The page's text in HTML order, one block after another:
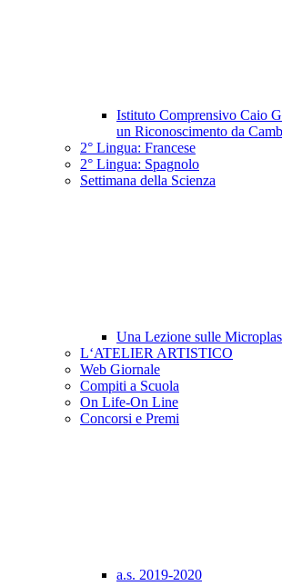
Istituto Comprensivo Caio
un Riconoscimento da
2° Lingua: Francese
2° Lingua: Spagnolo
Settimana della Scienza
Una Lezione sulle
L‘ATELIER ARTISTICO
Web Giornale
Compiti a Scuola
On Life-On Line
Concorsi e Premi
a.s. 2019-2020